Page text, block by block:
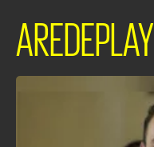
AREDEPLAY